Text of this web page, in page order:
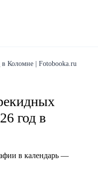
в Коломне | Fotobooka.ru
год в
в календарь —